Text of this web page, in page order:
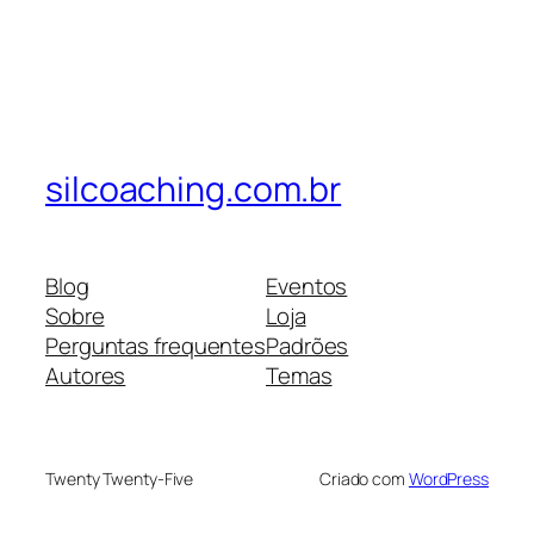
silcoaching.com.br
Blog
Sobre
Perguntas frequentes
Autores
Eventos
Loja
Padrões
Temas
Twenty Twenty-Five Criado com WordPress